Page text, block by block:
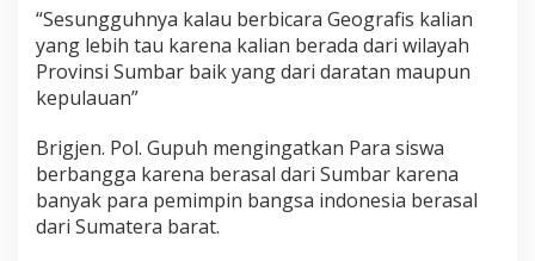
r
“Sesungguhnya kalau berbicara Geografis kalian
yang lebih tau karena kalian berada dari wilayah
Provinsi Sumbar baik yang dari daratan maupun
kepulauan”
Brigjen. Pol. Gupuh mengingatkan Para siswa
berbangga karena berasal dari Sumbar karena
banyak para pemimpin bangsa indonesia berasal
dari Sumatera barat.